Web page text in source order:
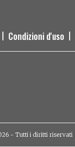
Condizioni d'uso
- Tutti i diritti riservati